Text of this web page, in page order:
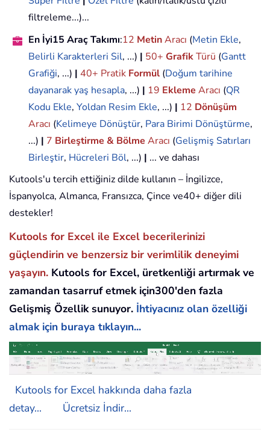
filtreleme...)...
En İyi15 Araç Takımı:12 MetinAracı (Metin Ekle,
Belirli Karakterleri Sil, ...) | 50+ GrafikTürü (Gantt
Grafiği, ...) | 40+ Pratik Formül (Doğum tarihine
dayanarak yaş hesapla, ...) | 19 Ekleme Aracı (QR
Kodu Ekle, Yoldan Resim Ekle, ...) | 12 Dönüşüm
Aracı (Kelimeye Dönüştür, Para Birimi Dönüştürme,
...) | 7 Birleştirme & Bölme Aracı (Gelişmiş Satırları
Birleştir, Hücreleri Böl, ...) | ... ve dahası
Kutools'u tercih ettiğiniz dilde kullanın – İngilizce,
İspanyolca, Almanca, Fransızca, Çince ve40+ diğer dili
destekler!
Kutools for Excel ile Excel becerilerinizi
güçlendirin ve benzersiz bir verimlilik deneyimi
yaşayın. Kutools for Excel, üretkenliği artırmak ve
zamandan tasarruf etmek için300'den fazla
Gelişmiş Özellik sunuyor. İhtiyacınız olan özelliği
almak için buraya tıklayın...
Kutools for Excel hakkında daha fazla
detay...
Ücretsiz İndir...